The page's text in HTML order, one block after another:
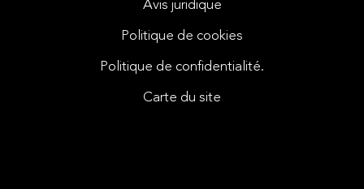
Avis juridique
Politique de cookies
Politique de confidentialité.
Carte du site